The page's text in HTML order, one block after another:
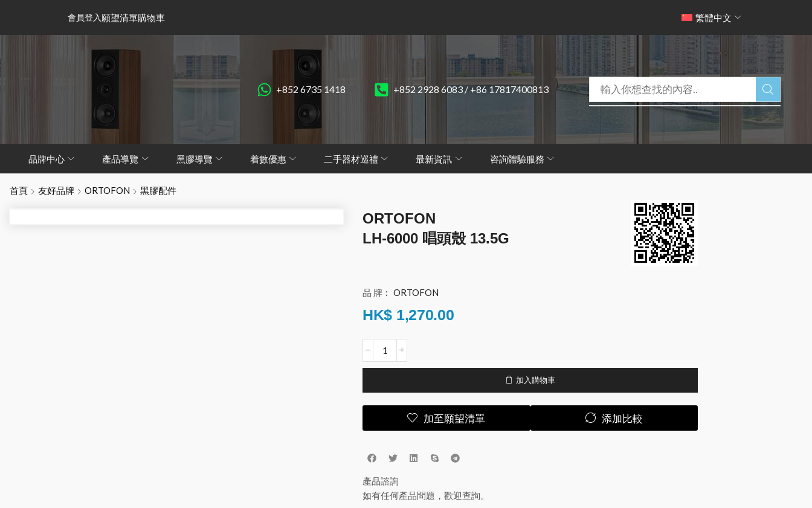
會員登入 願望清單購物車 繁體中文
+852 6735 1418 +852 2928 6083 / +86 17817400813
品牌中心 產品導覽 黑膠導覽 着數優惠 二手器材巡禮 最新資訊 咨詢體驗服務
首頁 友好品牌 ORTOFON 黑膠配件
ORTOFON
LH-6000 唱頭殼 13.5G
品 牌︰ ORTOFON
HK$ 1,270.00
加入購物車
加至願望清單 添加比較
產品諮詢
如有任何產品問題，歡迎查詢。